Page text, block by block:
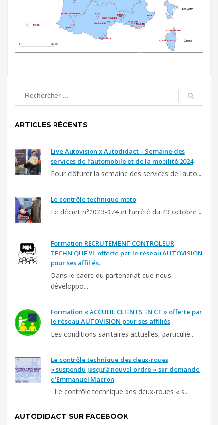
ARTICLES RÉCENTS
Live Autovision x Autodidact – Semaine des
services de l’automobile et de la mobilité 2024
Pour clôturer la semaine des services de l’auto...
Le contrôle technique moto
Le décret n°2023-974 et l’arrêté du 23 octobre ...
Formation RECRUTEMENT CONTROLEUR
TECHNIQUE VL offerte par le réseau AUTOVISION
pour ses affiliés.
Dans le cadre du partenariat que nous
développo...
Formation « ACCUEIL CLIENTS EN CT » offerte par
le réseau AUTOVISION pour ses affiliés
Les conditions sanitaires actuelles, particuliè...
Le contrôle technique des deux-roues
« suspendu jusqu’à nouvel ordre » sur demande
d’Emmanuel Macron
Le contrôle technique des deux-roues « s...
AUTODIDACT SUR FACEBOOK